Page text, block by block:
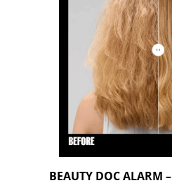
BEAUTY DOC ALARM –